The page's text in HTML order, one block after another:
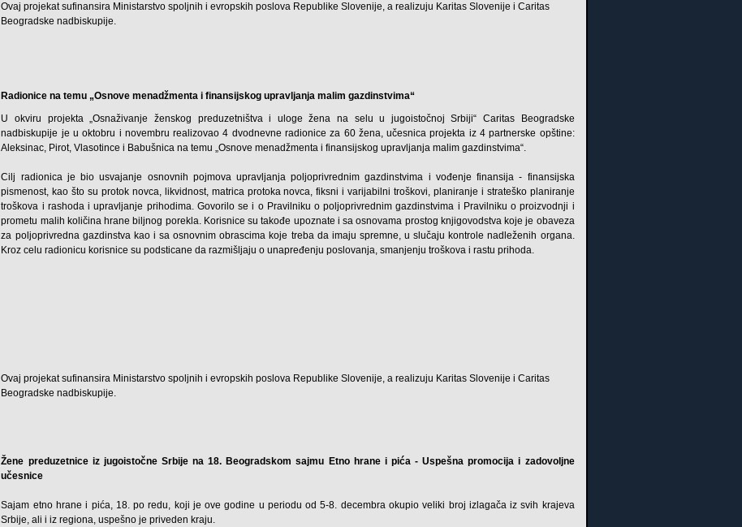
Ovaj projekat sufinansira Ministarstvo spoljnih i evropskih poslova Republike Slovenije, a realizuju Karitas Slovenije i Caritas
Beogradske nadbiskupije.
Radionice na temu „Osnove menadžmenta i finansijskog upravljanja malim gazdinstvima“
U okviru projekta „Osnaživanje ženskog preduzetništva i uloge žena na selu u jugoistočnoj Srbiji“ Caritas Beogradske
nadbiskupije je u oktobru i novembru realizovao 4 dvodnevne radionice za 60 žena, učesnica projekta iz 4 partnerske opštine:
Aleksinac, Pirot, Vlasotince i Babušnica na temu „Osnove menadžmenta i finansijskog upravljanja malim gazdinstvima“.
Cilj radionica je bio usvajanje osnovnih pojmova upravljanja poljoprivrednim gazdinstvima i vođenje finansija - finansijska
pismenost, kao što su protok novca, likvidnost, matrica protoka novca, fiksni i varijabilni troškovi, planiranje i strateško planiranje
troškova i rashoda i upravljanje prihodima. Govorilo se i o Pravilniku o poljoprivrednim gazdinstvima i Pravilniku o proizvodnji i
prometu malih količina hrane biljnog porekla. Korisnice su takođe upoznate i sa osnovama prostog knjigovodstva koje je obaveza
za poljoprivredna gazdinstva kao i sa osnovnim obrascima koje treba da imaju spremne, u slučaju kontrole nadleženih organa.
Kroz celu radionicu korisnice su podsticane da razmišljaju o unapređenju poslovanja, smanjenju troškova i rastu prihoda.
Ovaj projekat sufinansira Ministarstvo spoljnih i evropskih poslova Republike Slovenije, a realizuju Karitas Slovenije i Caritas
Beogradske nadbiskupije.
Žene preduzetnice iz jugoistočne Srbije na 18. Beogradskom sajmu Etno hrane i pića - Uspešna promocija i zadovoljne
učesnice
Sajam etno hrane i pića, 18. po redu, koji je ove godine u periodu od 5-8. decembra okupio veliki broj izlagača iz svih krajeva
Srbije, ali i iz regiona, uspešno je priveden kraju.